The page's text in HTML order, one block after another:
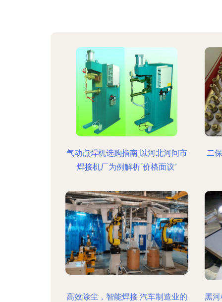
气动点焊机选购指南 以河北河间市
焊接机厂为例解析“价格面议”
二
高效除尘，智能焊接 汽车制造业的
黑